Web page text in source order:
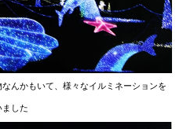
んかもいて、様々なイルミネーションを
した